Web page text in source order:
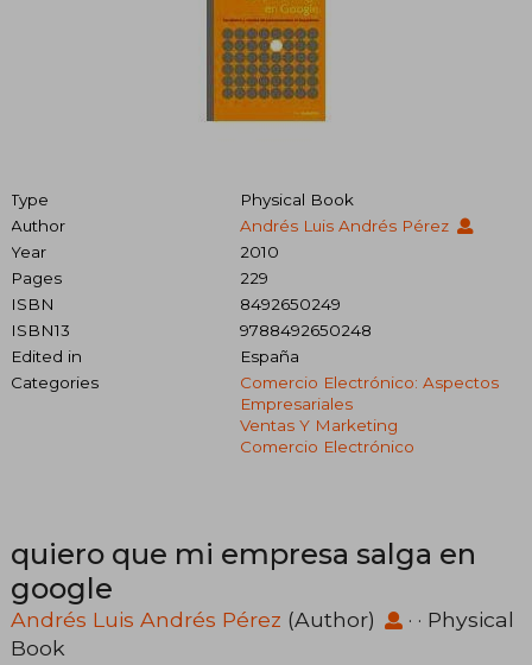
Type
Physical Book
Author
Andrés Luis Andrés Pérez
Year
2010
Pages
229
ISBN
8492650249
ISBN13
9788492650248
Edited in
España
Categories
Comercio Electrónico: Aspectos
Empresariales
Ventas Y Marketing
Comercio Electrónico
quiero que mi empresa salga en
google
Andrés Luis Andrés Pérez (Author)
· · Physical
Book